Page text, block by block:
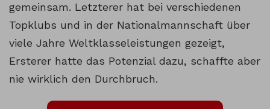
gemeinsam. Letzterer hat bei verschiedenen
Topklubs und in der Nationalmannschaft über
viele Jahre Weltklasseleistungen gezeigt,
Ersterer hatte das Potenzial dazu, schaffte aber
nie wirklich den Durchbruch.